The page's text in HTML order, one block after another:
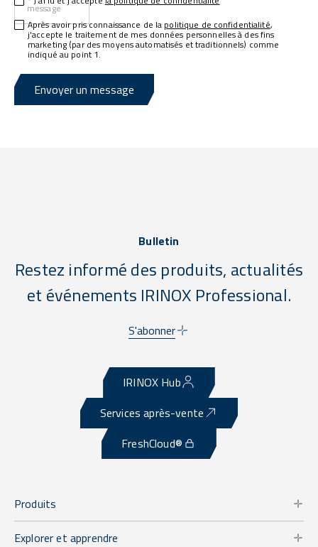
message
Après avoir pris connaissance de la politique de confidentialité,
j'accepte le traitement de mes données personnelles à des fins
marketing (par des moyens automatisés et traditionnels) comme
indiqué au point 1.
Envoyer un message
Bulletin
Restez informé des produits, actualités
et événements IRINOX Professional.
S'abonner
IRINOX Hub
Services après-vente
FreshCloud®
Produits
Explorer et apprendre